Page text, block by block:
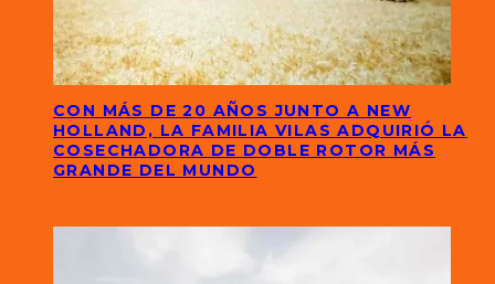
CON MÁS DE 20 AÑOS JUNTO A NEW
HOLLAND, LA FAMILIA VILAS ADQUIRIÓ LA
COSECHADORA DE DOBLE ROTOR MÁS
GRANDE DEL MUNDO